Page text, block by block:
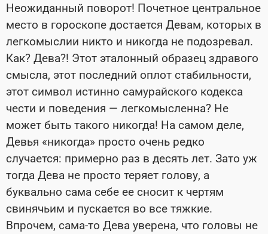
Неожиданный поворот! Почетное центральное
место в гороскопе достается Девам, которых в
легкомыслии никто и никогда не подозревал.
Как? Дева?! Этот эталонный образец здравого
смысла, этот последний оплот стабильности,
этот символ истинно самурайского кодекса
чести и поведения — легкомысленна? Не
может быть такого никогда! На самом деле,
Девья «никогда» просто очень редко
случается: примерно раз в десять лет. Зато уж
тогда Дева не просто теряет голову, а
буквально сама себе ее сносит к чертям
свинячьим и пускается во все тяжкие.
Впрочем, сама-то Дева уверена, что головы не